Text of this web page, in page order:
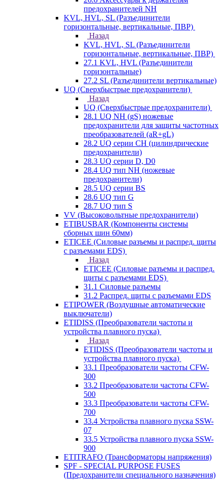
предохранителей NH
KVL, HVL, SL (Разъединители
горизонтальные, вертикальные, ПВР)
Назад
KVL, HVL, SL (Разъединители
горизонтальные, вертикальные, ПВР)
27.1 KVL, HVL (Разъединители
горизонтальные)
27.2 SL (Разъединители вертикальные)
UQ (Сверхбыстрые предохранители)
Назад
UQ (Сверхбыстрые предохранители)
28.1 UQ NH (gS) ножевые
предохранители для защиты частотных
преобразователей (aR+gL)
28.2 UQ серии CH (цилиндрические
предохранители)
28.3 UQ серии D, D0
28.4 UQ тип NH (ножевые
предохранители)
28.5 UQ серии BS
28.6 UQ тип G
28.7 UQ тип S
VV (Высоковольтные предохранители)
ETIBUSBAR (Компоненты системы
сборных шин 60мм)
ETICEE (Силовые разъемы и распред. щиты
с разъемами EDS)
Назад
ETICEE (Силовые разъемы и распред.
щиты с разъемами EDS)
31.1 Силовые разъемы
31.2 Распред. щиты с разъемами EDS
ETIPOWER (Воздушные автоматические
выключатели)
ETIDISS (Преобразователи частоты и
устройства плавного пуска)
Назад
ETIDISS (Преобразователи частоты и
устройства плавного пуска)
33.1 Преобразователи частоты CFW-
300
33.2 Преобразователи частоты CFW-
500
33.3 Преобразователи частоты CFW-
700
33.4 Устройства плавного пуска SSW-
07
33.5 Устройства плавного пуска SSW-
900
ETITRAFO (Трансформаторы напряжения)
SPF - SPECIAL PURPOSE FUSES
(Предохранители специального назначения)